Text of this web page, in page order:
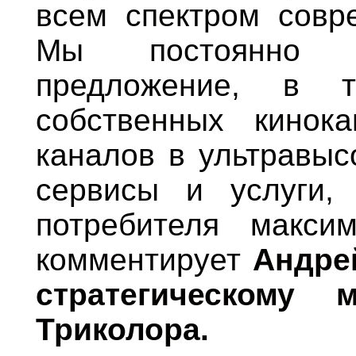
всем спектром
Мы постоянно
предложение, в
собственных
каналов в
сервисы и услуги,
потребителя
комментирует
Триколора.